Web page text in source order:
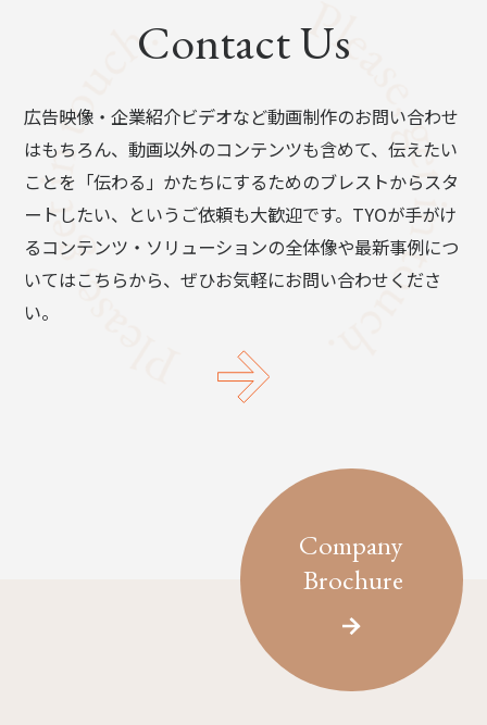
Contact Us
広告映像・企業紹介ビデオなど動画制作のお問い合わせ
はもちろん、動画以外のコンテンツも含めて、伝えたい
ことを「伝わる」かたちにするためのブレストからスタ
ートしたい、というご依頼も大歓迎です。TYOが手がけ
るコンテンツ・ソリューションの全体像や最新事例につ
いてはこちらから、ぜひお気軽にお問い合わせくださ
い。
Company
Brochure